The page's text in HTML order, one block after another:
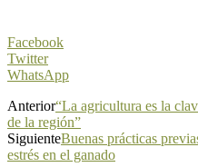
Facebook
Twitter
WhatsApp
Anterior“La agricultura es la
de la región”
SiguienteBuenas prácticas
estrés en el ganado